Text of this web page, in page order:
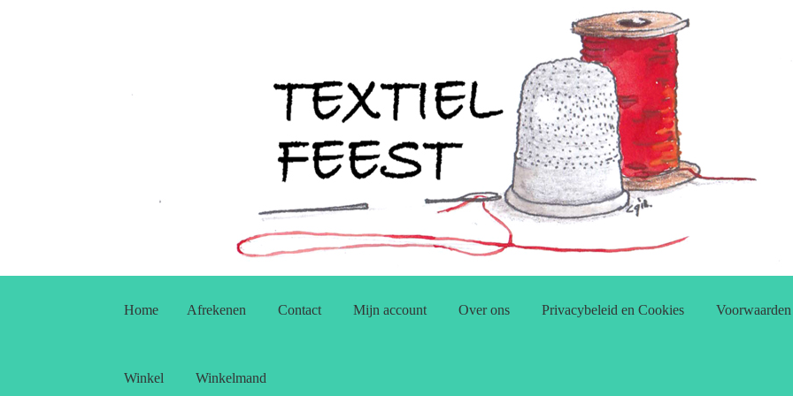
door
naar
Home Afrekenen Contact Mijn account Over ons Privacybeleid en Cookies Voorwaarden
Winkel Winkelmand